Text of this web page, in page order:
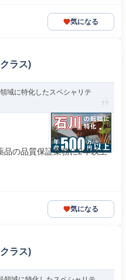
気になる
ラス)
域に特化したスペシャリテ
品の品質保証業務に2年以上
気になる
ラス)